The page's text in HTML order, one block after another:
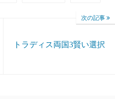
次の記事
トラディス両国3賢い選択